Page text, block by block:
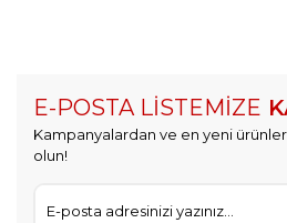
E-POSTA LİSTEMİZE
Kampanyalardan ve en yeni
olun!